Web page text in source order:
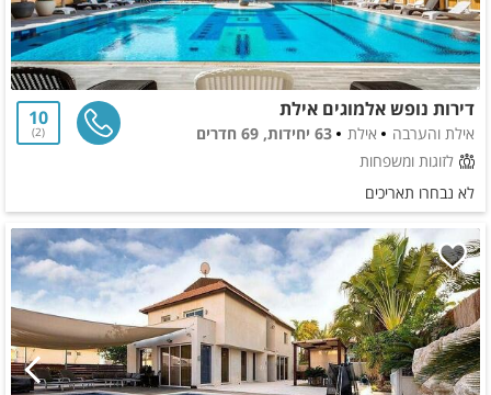
דירות נופש אלמוגים אילת
אילת והערבה אילת
63 יחידות, 69 חדרים
לזוגות ומשפחות
10
2
לא נבחרו תאריכים